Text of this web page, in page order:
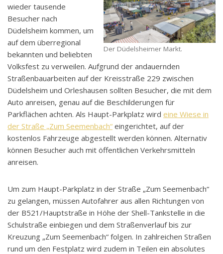
Der Düdelsheimer Markt.
wieder tausende
Besucher nach
Düdelsheim kommen, um
auf dem überregional
bekannten und beliebten
Volksfest zu verweilen. Aufgrund der andauernden
Straßenbauarbeiten auf der Kreisstraße 229 zwischen
Düdelsheim und Orleshausen sollten Besucher, die mit dem
Auto anreisen, genau auf die Beschilderungen für
Parkflächen achten. Als Haupt-Parkplatz wird eine Wiese in
der Straße „Zum Seemenbach“ eingerichtet, auf der
kostenlos Fahrzeuge abgestellt werden können. Alternativ
können Besucher auch mit öffentlichen Verkehrsmitteln
anreisen.
Um zum Haupt-Parkplatz in der Straße „Zum Seemenbach“
zu gelangen, müssen Autofahrer aus allen Richtungen von
der B521/Hauptstraße in Höhe der Shell-Tankstelle in die
Schulstraße einbiegen und dem Straßenverlauf bis zur
Kreuzung „Zum Seemenbach“ folgen. In zahlreichen Straßen
rund um den Festplatz wird zudem in Teilen ein absolutes